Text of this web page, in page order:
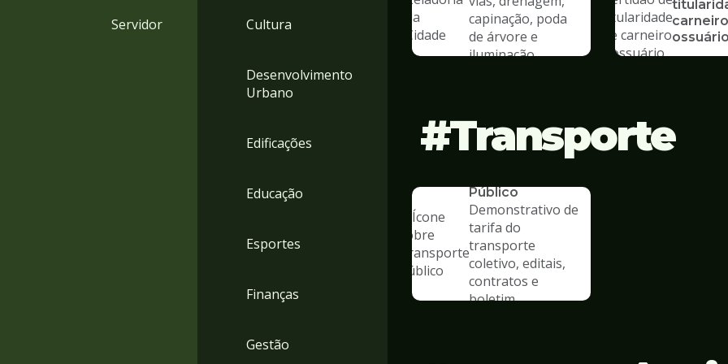
Servidor Cultura
Desenvolvimento
Urbano
Edificações
Educação
Esportes
Finanças
Gestão
capinação, poda
de árvore e
iluminação
ossuário
Transporte
Público
Demonstrativo de
tarifa do
transporte
coletivo, editais,
contratos e
boletim